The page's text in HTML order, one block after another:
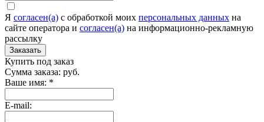
Я согласен(а) c обработкой моих персональных данных на
сайте оператора и согласен(а) на информационно-рекламную
рассылку
Заказать
Купить под заказ
Сумма заказа: руб.
Ваше имя: *
E-mail: